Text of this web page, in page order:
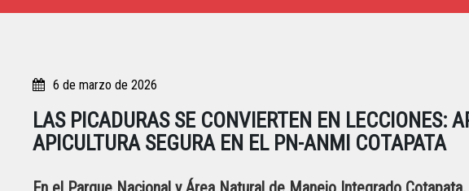
6 de marzo de 2026
LAS PICADURAS SE CONVIERTEN EN LECCIONES:
APICULTURA SEGURA EN EL PN-ANMI COTAPATA